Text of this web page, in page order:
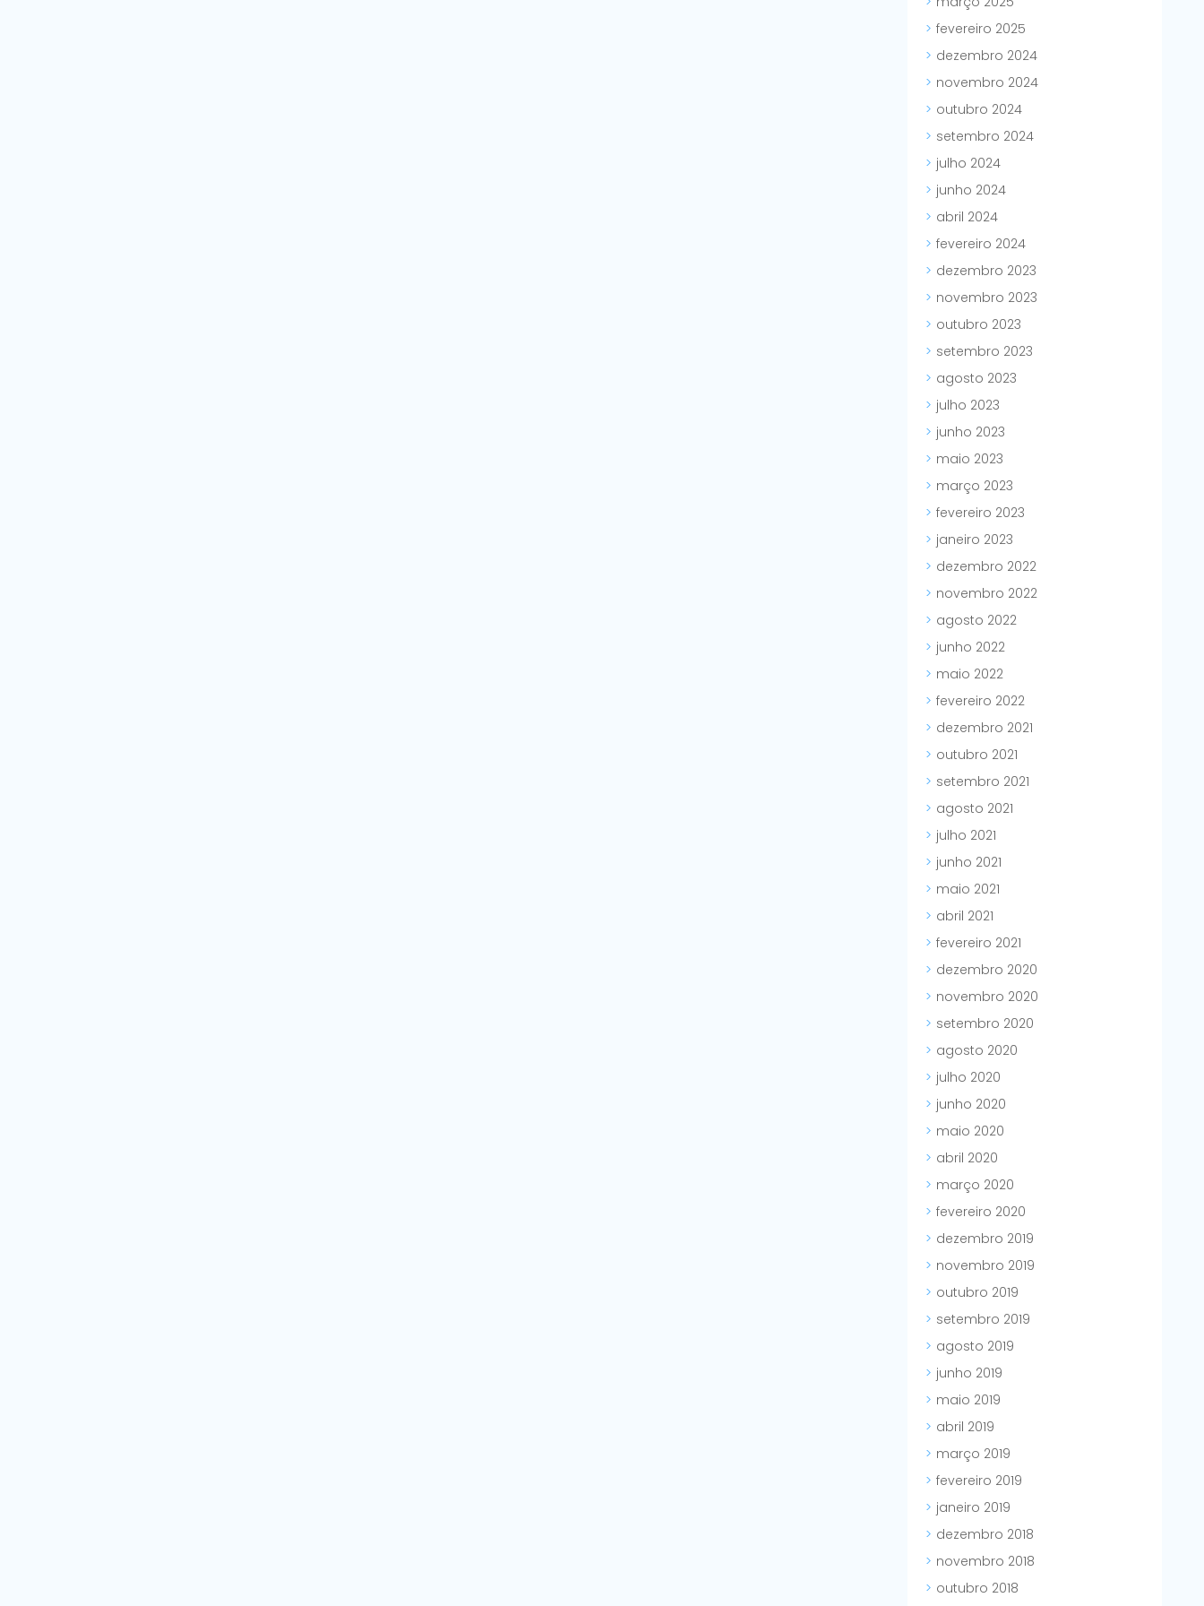
fevereiro 2025
dezembro 2024
novembro 2024
outubro 2024
setembro 2024
julho 2024
junho 2024
abril 2024
fevereiro 2024
dezembro 2023
novembro 2023
outubro 2023
setembro 2023
agosto 2023
julho 2023
junho 2023
maio 2023
março 2023
fevereiro 2023
janeiro 2023
dezembro 2022
novembro 2022
agosto 2022
junho 2022
maio 2022
fevereiro 2022
dezembro 2021
outubro 2021
setembro 2021
agosto 2021
julho 2021
junho 2021
maio 2021
abril 2021
fevereiro 2021
dezembro 2020
novembro 2020
setembro 2020
agosto 2020
julho 2020
junho 2020
maio 2020
abril 2020
março 2020
fevereiro 2020
dezembro 2019
novembro 2019
outubro 2019
setembro 2019
agosto 2019
junho 2019
maio 2019
abril 2019
março 2019
fevereiro 2019
janeiro 2019
dezembro 2018
novembro 2018
outubro 2018